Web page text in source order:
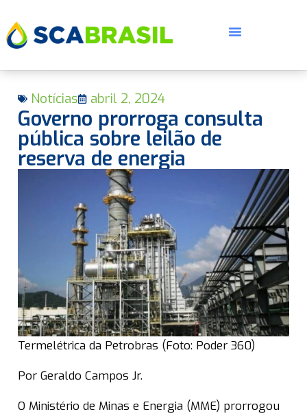
Notícias abril 2, 2024
Governo prorroga consulta
pública sobre leilão de
reserva de energia
Termelétrica da Petrobras (Foto: Poder 360)
Por Geraldo Campos Jr.
O Ministério de Minas e Energia (MME) prorrogou